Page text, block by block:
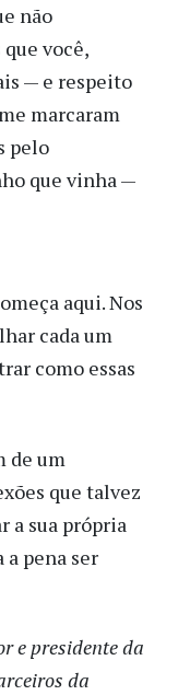
não
você,
— e respeito
marcaram
pelo
que vinha —
aqui. Nos
cada um
como essas
de um
que talvez
a sua própria
a pena ser
e presidente da
da